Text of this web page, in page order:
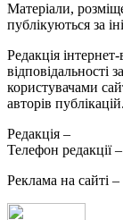
Матеріали,
публікуються за
Редакція
відповідальності
користувачами
авторів публікацій.
Редакція –
Телефон редакції –
Реклама на сайті –